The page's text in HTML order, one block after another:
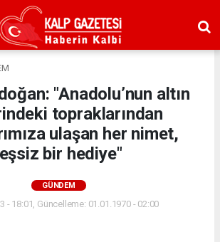
"Anadolu’nun altın
topraklarından
ulaşan her nimet,
eşsiz bir hediye"
GÜNDEM
- 18:01, Güncelleme: 01.01.1970 - 02:00